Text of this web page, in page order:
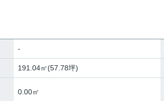
-
191.04㎡(57.78坪)
0.00㎡